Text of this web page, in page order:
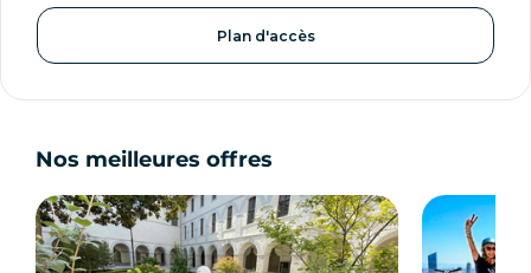
Plan d'accès
Nos meilleures offres